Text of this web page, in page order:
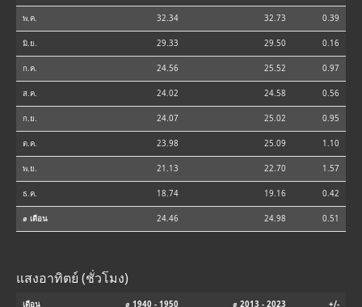
พ.ค. 32.34 32.73 0.39
มิ.ย. 29.33 29.50 0.16
ก.ค. 24.56 25.52 0.97
ส.ค. 24.02 24.58 0.56
ก.ย. 24.07 25.02 0.95
ต.ค. 23.98 25.09 1.10
พ.ย. 21.13 22.70 1.57
ธ.ค. 18.74 19.16 0.42
⌀ เดือน 24.46 24.98 0.51
แสงอาทิตย์ (ชั่วโมง)
เดือน ⌀ 1940 - 1950 ⌀ 2013 - 2023 +/-